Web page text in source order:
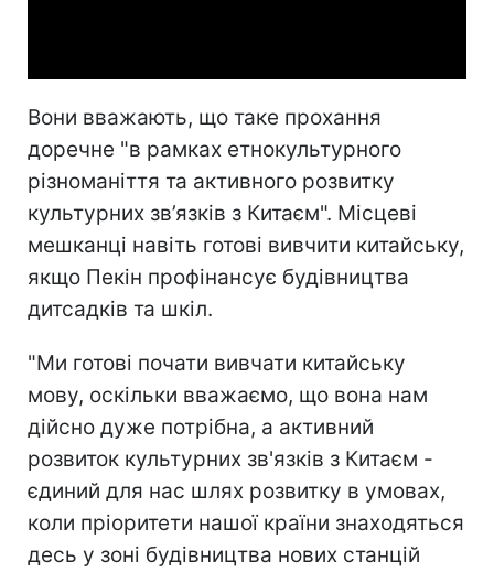
Вони вважають, що таке прохання
доречне "в рамках етнокультурного
різноманіття та активного розвитку
культурних зв’язків з Китаєм". Місцеві
мешканці навіть готові вивчити китайську,
якщо Пекін профінансує будівництва
дитсадків та шкіл.
"Ми готові почати вивчати китайську
мову, оскільки вважаємо, що вона нам
дійсно дуже потрібна, а активний
розвиток культурних зв'язків з Китаєм -
єдиний для нас шлях розвитку в умовах,
коли пріоритети нашої країни знаходяться
десь у зоні будівництва нових станцій